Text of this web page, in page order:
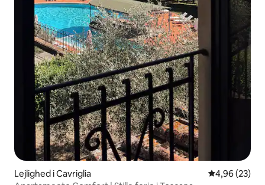
Lejlighed i Cavriglia 4,96 ud af 5 i
4,96 (23)